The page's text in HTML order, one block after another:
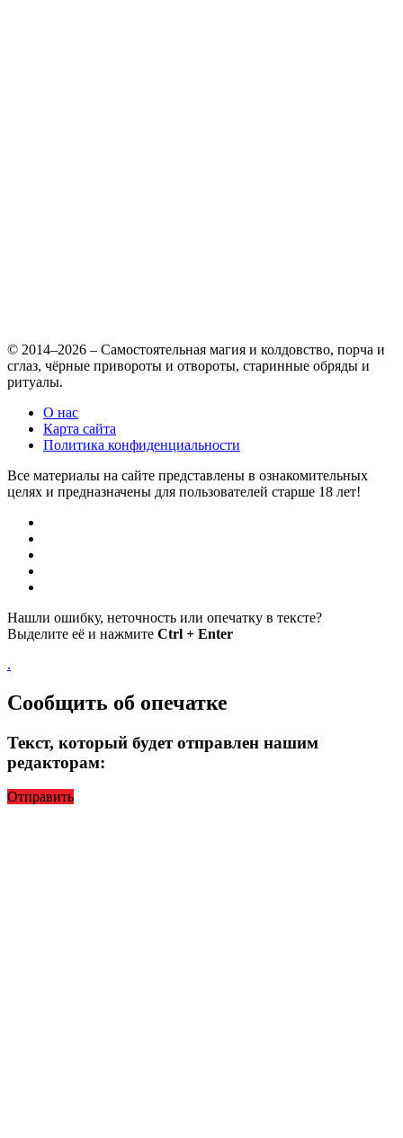
© 2014–2026 – Самостоятельная магия и колдовство, порча и
сглаз, чёрные привороты и отвороты, старинные обряды и
ритуалы.
О нас
Карта сайта
Политика конфиденциальности
Все материалы на сайте представлены в ознакомительных
целях и предназначены для пользователей старше 18 лет!
Нашли ошибку, неточность или опечатку в тексте?
Выделите её и нажмите Ctrl + Enter
.
Сообщить об опечатке
Текст, который будет отправлен нашим
редакторам:
Отправить